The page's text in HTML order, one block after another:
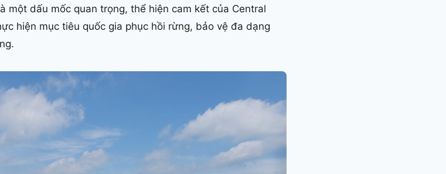
một dấu mốc quan trọng, thể hiện cam kết của Central
hiện mục tiêu quốc gia phục hồi rừng, bảo vệ đa dạng